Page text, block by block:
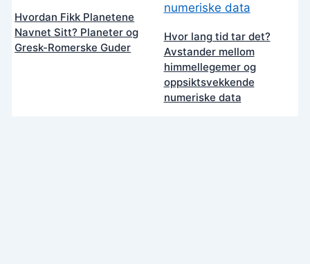
Hvordan Fikk Planetene
Navnet Sitt? Planeter og
Gresk-Romerske Guder
Hvor lang tid tar det?
Avstander mellom
himmellegemer og
oppsiktsvekkende
numeriske data